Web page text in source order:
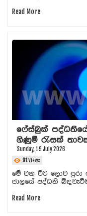
Read More
ෆේස්බුක්
ගිණුම් රැසක්
Sunday, 19 July 2026
91Views
මේ වන විට ලොව පුරා
ජාලයේ පද්ධති
Read More